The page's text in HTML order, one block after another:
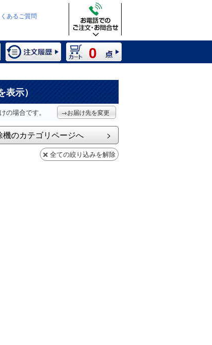
あるご質問
0
示）
の場合です。 →お届け先を変更
機のカテゴリページへ
全ての絞り込みを解除